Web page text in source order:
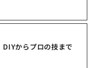
からプロの技まで